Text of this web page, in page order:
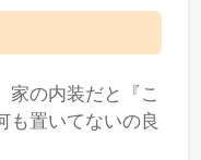
家の内装だと『こ
も置いてないの良